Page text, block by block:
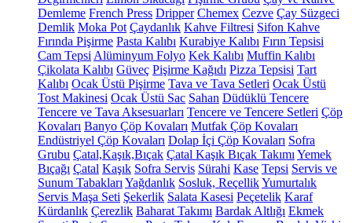
Demleme French Press Dripper Chemex Cezve Çay Süzgeci
Demlik Moka Pot Çaydanlık Kahve Filtresi Sifon Kahve
Fırında Pişirme Pasta Kalıbı Kurabiye Kalıbı Fırın Tepsisi
Cam Tepsi Alüminyum Folyo Kek Kalıbı Muffin Kalıbı
Çikolata Kalıbı Güveç Pişirme Kağıdı Pizza Tepsisi Tart
Kalıbı Ocak Üstü Pişirme Tava ve Tava Setleri Ocak Üstü
Tost Makinesi Ocak Üstü Sac Sahan Düdüklü Tencere
Tencere ve Tava Aksesuarları Tencere ve Tencere Setleri Çöp
Kovaları Banyo Çöp Kovaları Mutfak Çöp Kovaları
Endüstriyel Çöp Kovaları Dolap İçi Çöp Kovaları Sofra
Grubu Çatal,Kaşık,Bıçak Çatal Kaşık Bıçak Takımı Yemek
Bıçağı Çatal Kaşık Sofra Servis Sürahi Kase Tepsi Servis ve
Sunum Tabakları Yağdanlık Sosluk, ReçellikYumurtalık
Servis Maşa Seti Şekerlik Salata Kasesi Peçetelik Karaf
Kürdanlık Çerezlik Baharat Takımı Bardak Altlığı Ekmek